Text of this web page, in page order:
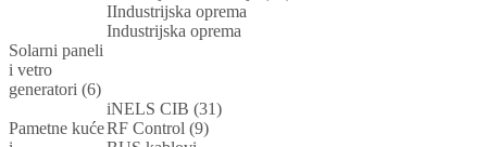
IIndustrijska oprema
Industrijska oprema
Solarni paneli
i vetro
generatori (6)
Pametne kuće
iNELS CIB (31)
RF Control (9)